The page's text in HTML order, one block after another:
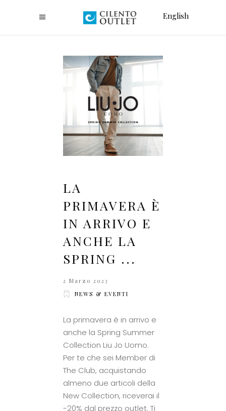
English
LA
PRIMAVERA È
IN ARRIVO E
ANCHE LA
SPRING ...
2 Marzo 2023
NEWS & EVENTI
La primavera è in arrivo e
anche la Spring Summer
Collection Liu Jo Uomo.
Per te che sei Member di
The Club, acquistando
almeno due articoli della
New Collection, riceverai il
-20% dal prezzo outlet. Ti